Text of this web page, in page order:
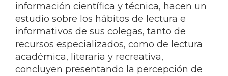
información científica y técnica, hacen un
estudio sobre los hábitos de lectura e
informativos de sus colegas, tanto de
recursos especializados, como de lectura
académica, literaria y recreativa,
concluyen presentando la percepción de